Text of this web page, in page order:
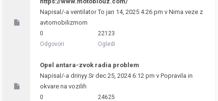
Napisal/-a ventilatorTo jan 14, 2025 4:26 pm v Nima veze z
avtomobilizmom
0
Odgovori
22123
Ogledi
Opel antara-zvok radia problem
Napisal/-a drinyy Sr dec 25, 2024 6:12 pm v Popravila in
okvare na vozilih
0
24625